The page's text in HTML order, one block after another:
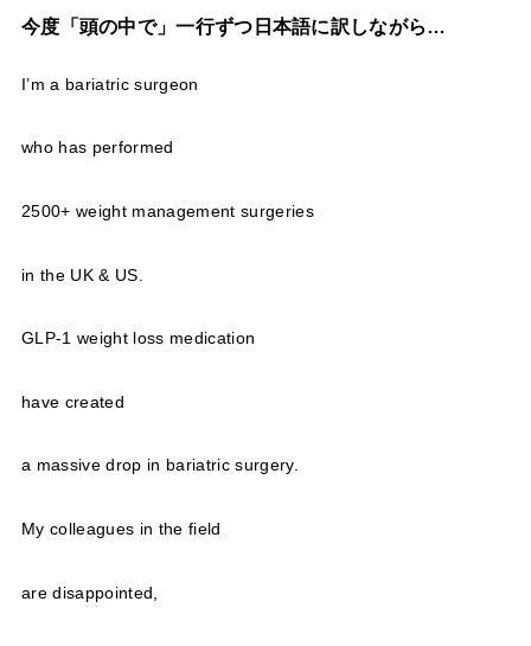
今度「頭の中で」一行ずつ日本語に訳しながら…
I’m a bariatric surgeon
who has performed
2500+ weight management surgeries
in the UK & US.
GLP-1 weight loss medication
have created
a massive drop in bariatric surgery.
My colleagues in the field
are disappointed,